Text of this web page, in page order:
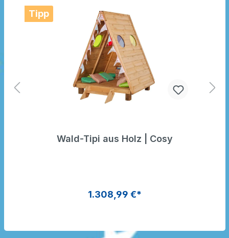
Tipp
Wald-Tipi aus Holz | Cosy
1.308,99 €*